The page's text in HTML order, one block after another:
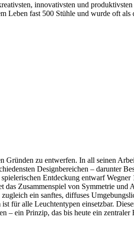
innovativsten und
Leben fast 500 Stühle und wurde oft als
Gründen zu entwerfen. In all seinen
Designbereichen – darunter
Entdeckung entwarf
das Zusammenspiel von Symmetrie
ein sanftes, diffuses
für alle Leuchtentypen einsetzbar.
– ein Prinzip, das bis heute ein